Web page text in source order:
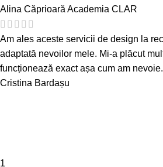
Alina Căprioară Academia CLAR
Am ales aceste servicii de design la
adaptată nevoilor mele. Mi-a plăcut
funcționează exact așa cum am nevoie.
Cristina Bardașu
1